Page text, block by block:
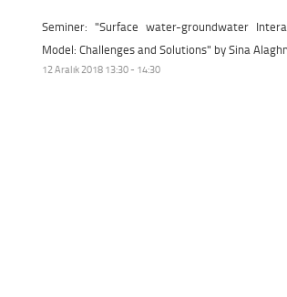
Seminer: "Surface water-groundwater
Model: Challenges and Solutions" by Sina
12 Aralık 2018 13:30 - 14:30